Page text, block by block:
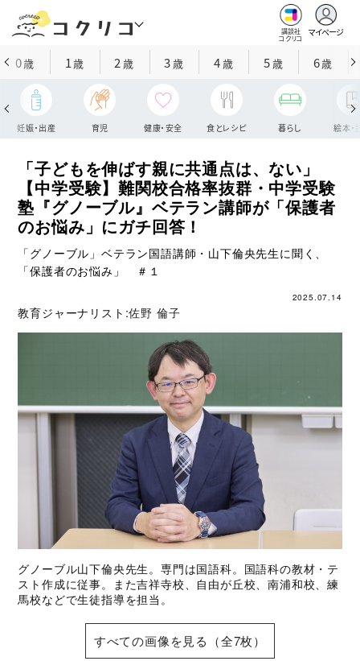
講談社
コクリコ
マイページ
0歳 1歳 2 歳 3歳 4歳 5歳 6歳
妊娠・出産 育児 健康・安全 食とレシピ 暮らし 絵本・
「子どもを伸ばす親に共通点は、ない」
【中学受験】難関校合格率抜群・中学受験
塾『グノーブル』ベテラン講師が「保護者
のお悩み」にガチ回答！
「グノーブル」ベテラン国語講師・山下倫央先生に聞く、
「保護者のお悩み」 ＃１
2025.07.14
教育ジャーナリスト:佐野 倫子
グノーブル山下倫央先生。専門は国語科。国語科の教材・テ
スト作成に従事。また吉祥寺校、自由が丘校、南浦和校、練
馬校などで生徒指導を担当。
すべての画像を見る（全7枚）